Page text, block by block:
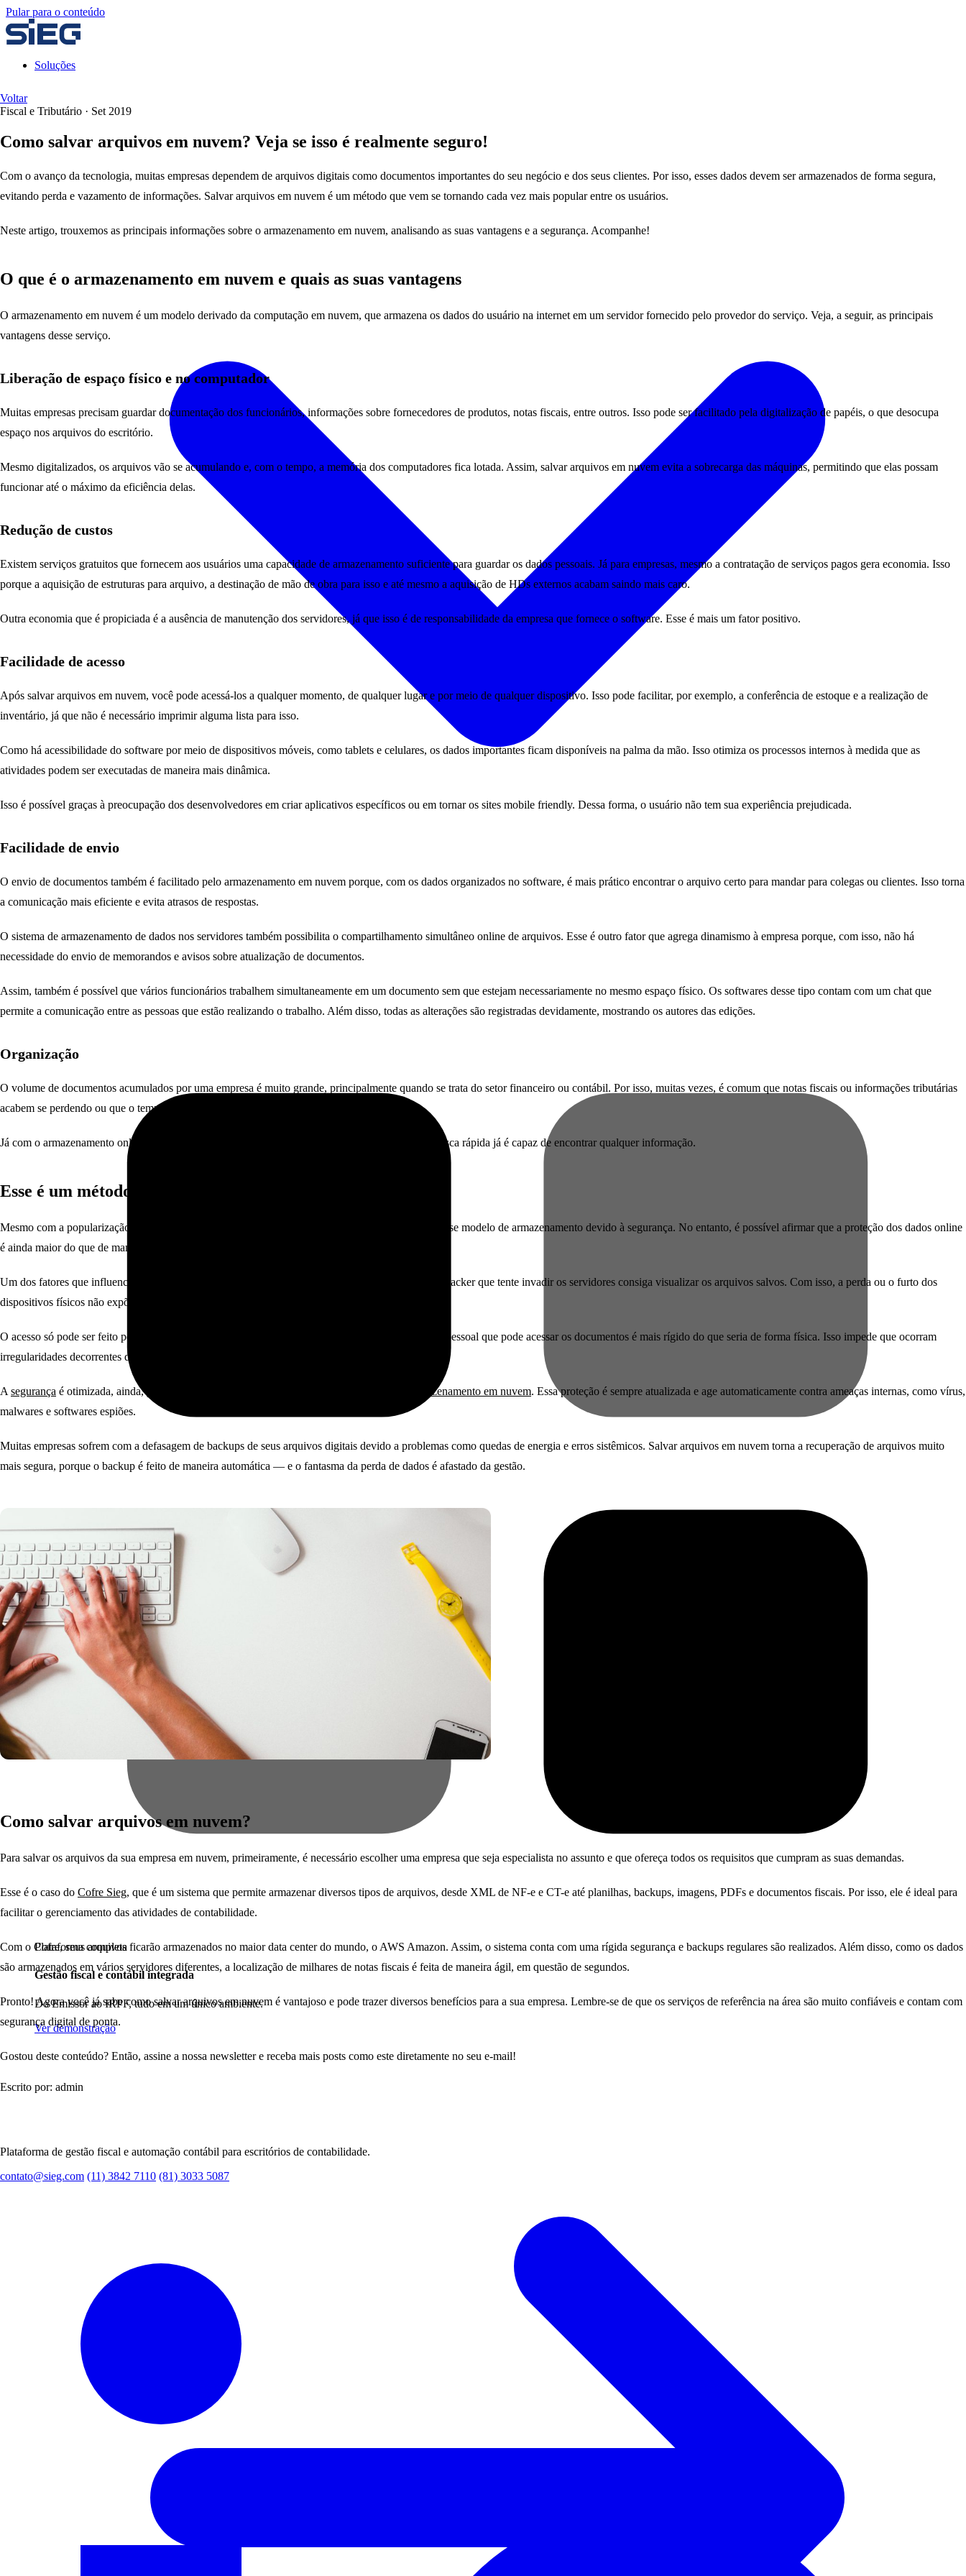
Pular para o conteúdo
Soluções
Plataforma completa
Gestão fiscal e contábil integrada
Do Emissor ao IRPF, tudo em um único ambiente.
Ver demonstração
Voltar
Fiscal e Tributário · Set 2019
Como salvar arquivos em nuvem? Veja se isso é realmente seguro!
Com o avanço da tecnologia, muitas empresas dependem de arquivos digitais como documentos importantes do seu negócio e dos seus clientes. Por isso, esses dados devem ser armazenados de forma segura,
evitando perda e vazamento de informações. Salvar arquivos em nuvem é um método que vem se tornando cada vez mais popular entre os usuários.
Neste artigo, trouxemos as principais informações sobre o armazenamento em nuvem, analisando as suas vantagens e a segurança. Acompanhe!
O que é o armazenamento em nuvem e quais as suas vantagens
O armazenamento em nuvem é um modelo derivado da computação em nuvem, que armazena os dados do usuário na internet em um servidor fornecido pelo provedor do serviço. Veja, a seguir, as principais
vantagens desse serviço.
Liberação de espaço físico e no computador
Muitas empresas precisam guardar documentação dos funcionários, informações sobre fornecedores de produtos, notas fiscais, entre outros. Isso pode ser facilitado pela digitalização de papéis, o que desocupa
espaço nos arquivos do escritório.
Mesmo digitalizados, os arquivos vão se acumulando e, com o tempo, a memória dos computadores fica lotada. Assim, salvar arquivos em nuvem evita a sobrecarga das máquinas, permitindo que elas possam
funcionar até o máximo da eficiência delas.
Redução de custos
Existem serviços gratuitos que fornecem aos usuários uma capacidade de armazenamento suficiente para guardar os dados pessoais. Já para empresas, mesmo a contratação de serviços pagos gera economia. Isso
porque a aquisição de estruturas para arquivo, a destinação de mão de obra para isso e até mesmo a aquisição de HDs externos acabam saindo mais caro.
Outra economia que é propiciada é a ausência de manutenção dos servidores, já que isso é de responsabilidade da empresa que fornece o software. Esse é mais um fator positivo.
Facilidade de acesso
Após salvar arquivos em nuvem, você pode acessá-los a qualquer momento, de qualquer lugar e por meio de qualquer dispositivo. Isso pode facilitar, por exemplo, a conferência de estoque e a realização de
inventário, já que não é necessário imprimir alguma lista para isso.
Como há acessibilidade do software por meio de dispositivos móveis, como tablets e celulares, os dados importantes ficam disponíveis na palma da mão. Isso otimiza os processos internos à medida que as
atividades podem ser executadas de maneira mais dinâmica.
Isso é possível graças à preocupação dos desenvolvedores em criar aplicativos específicos ou em tornar os sites mobile friendly. Dessa forma, o usuário não tem sua experiência prejudicada.
Facilidade de envio
O envio de documentos também é facilitado pelo armazenamento em nuvem porque, com os dados organizados no software, é mais prático encontrar o arquivo certo para mandar para colegas ou clientes. Isso torna
a comunicação mais eficiente e evita atrasos de respostas.
O sistema de armazenamento de dados nos servidores também possibilita o compartilhamento simultâneo online de arquivos. Esse é outro fator que agrega dinamismo à empresa porque, com isso, não há
necessidade do envio de memorandos e avisos sobre atualização de documentos.
Assim, também é possível que vários funcionários trabalhem simultaneamente em um documento sem que estejam necessariamente no mesmo espaço físico. Os softwares desse tipo contam com um chat que
permite a comunicação entre as pessoas que estão realizando o trabalho. Além disso, todas as alterações são registradas devidamente, mostrando os autores das edições.
Organização
O volume de documentos acumulados por uma empresa é muito grande, principalmente quando se trata do setor financeiro ou contábil. Por isso, muitas vezes, é comum que notas fiscais ou informações tributárias
acabem se perdendo ou que o tempo para serem encontradas seja muito grande.
Já com o armazenamento online, o pode ser utilizado para outras atividades, porque uma busca rápida já é capaz de encontrar qualquer informação.
Esse é um método seguro de salvar dados?
Mesmo com a popularização da computação em nuvem, ainda há pessoas que têm receio de usar esse modelo de armazenamento devido à segurança. No entanto, é possível afirmar que a proteção dos dados online
é ainda maior do que de maneira usual.
Um dos fatores que influenciam a segurança é a criptografia das informações, que impede que um hacker que tente invadir os servidores consiga visualizar os arquivos salvos. Com isso, a perda ou o furto dos
dispositivos físicos não expõem as informações da empresa.
O acesso só pode ser feito pelo usuário autenticado com senha correta. Dessa forma, o controle de pessoal que pode acessar os documentos é mais rígido do que seria de forma física. Isso impede que ocorram
irregularidades decorrentes do uso de informações confidenciais por pessoal não autorizado.
A segurança é otimizada, ainda, pela utilização de softwares de proteção pelos sistemas de armazenamento em nuvem. Essa proteção é sempre atualizada e age automaticamente contra ameaças internas, como vírus,
malwares e softwares espiões.
Muitas empresas sofrem com a defasagem de backups de seus arquivos digitais devido a problemas como quedas de energia e erros sistêmicos. Salvar arquivos em nuvem torna a recuperação de arquivos muito
mais segura, porque o backup é feito de maneira automática — e o fantasma da perda de dados é afastado da gestão.
Como salvar arquivos em nuvem?
Para salvar os arquivos da sua empresa em nuvem, primeiramente, é necessário escolher uma empresa que seja especialista no assunto e que ofereça todos os requisitos que cumpram as suas demandas.
Esse é o caso do Cofre Sieg, que é um sistema que permite armazenar diversos tipos de arquivos, desde XML de NF-e e CT-e até planilhas, backups, imagens, PDFs e documentos fiscais. Por isso, ele é ideal para
facilitar o gerenciamento das atividades de contabilidade.
Com o Cofre, seus arquivos ficarão armazenados no maior data center do mundo, o AWS Amazon. Assim, o sistema conta com uma rígida segurança e backups regulares são realizados. Além disso, como os dados
são armazenados em vários servidores diferentes, a localização de milhares de notas fiscais é feita de maneira ágil, em questão de segundos.
Pronto! Agora você já sabe como salvar arquivos em nuvem é vantajoso e pode trazer diversos benefícios para a sua empresa. Lembre-se de que os serviços de referência na área são muito confiáveis e contam com
segurança digital de ponta.
Gostou deste conteúdo? Então, assine a nossa newsletter e receba mais posts como este diretamente no seu e-mail!
Escrito por: admin
Plataforma de gestão fiscal e automação contábil para escritórios de contabilidade.
contato@sieg.com (11) 3842 7110 (81) 3033 5087